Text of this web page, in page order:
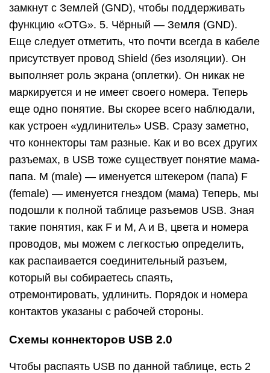
замкнут с Землей (GND), чтобы поддерживать
функцию «OTG». 5. Чёрный — Земля (GND).
Еще следует отметить, что почти всегда в кабеле
присутствует провод Shield (без изоляции). Он
выполняет роль экрана (оплетки). Он никак не
маркируется и не имеет своего номера. Теперь
еще одно понятие. Вы скорее всего наблюдали,
как устроен «удлинитель» USB. Сразу заметно,
что коннекторы там разные. Как и во всех других
разъемах, в USB тоже существует понятие мама-
папа. M (male) — именуется штекером (папа) F
(female) — именуется гнездом (мама) Теперь, мы
подошли к полной таблице разъемов USB. Зная
такие понятия, как F и M, A и B, цвета и номера
проводов, мы можем с легкостью определить,
как распаивается соединительный разъем,
который вы собираетесь спаять,
отремонтировать, удлинить. Порядок и номера
контактов указаны с рабочей стороны.
Схемы коннекторов USB 2.0
Чтобы распаять USB по данной таблице, есть 2